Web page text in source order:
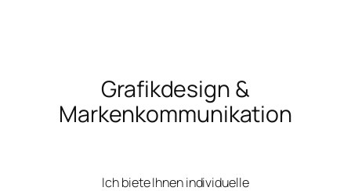
Grafikdesign &
Markenkommunikation
Ich biete Ihnen individuelle